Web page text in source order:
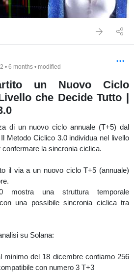
• 6 months • modified
un Nuovo Ciclo
che Decide Tutto |
di un nuovo ciclo annuale (T+5) dal
Metodo Ciclico 3.0 individua nel livello
confermare la sincronia ciclica.
il via a un nuovo ciclo T+5 (annuale)
mostra una struttura temporale
una possibile sincronia ciclica tra
su Solana:
minimo del 18 dicembre contiamo 256
con numero 3 T+3